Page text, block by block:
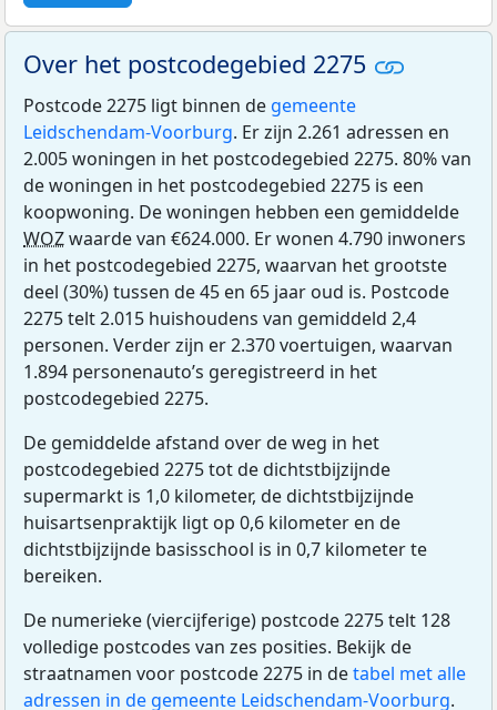
Over het postcodegebied 2275
Postcode 2275 ligt binnen de gemeente
Leidschendam-Voorburg. Er zijn 2.261 adressen en
2.005 woningen in het postcodegebied 2275. 80% van
de woningen in het postcodegebied 2275 is een
koopwoning. De woningen hebben een gemiddelde
WOZwaarde van €624.000. Er wonen 4.790 inwoners
in het postcodegebied 2275, waarvan het grootste
deel (30%) tussen de 45 en 65 jaar oud is. Postcode
2275 telt 2.015 huishoudens van gemiddeld 2,4
personen. Verder zijn er 2.370 voertuigen, waarvan
1.894 personenauto’s geregistreerd in het
postcodegebied 2275.
De gemiddelde afstand over de weg in het
postcodegebied 2275 tot de dichtstbijzijnde
supermarkt is 1,0 kilometer, de dichtstbijzijnde
huisartsenpraktijk ligt op 0,6 kilometer en de
dichtstbijzijnde basisschool is in 0,7 kilometer te
bereiken.
De numerieke (viercijferige) postcode 2275 telt 128
volledige postcodes van zes posities. Bekijk de
straatnamen voor postcode 2275 in detabel met alle
adressen in de gemeente Leidschendam-Voorburg.